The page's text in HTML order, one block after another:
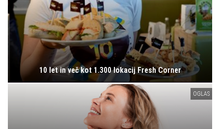
10 let in več kot 1.300 lokacij Fresh Corner
OGLAS